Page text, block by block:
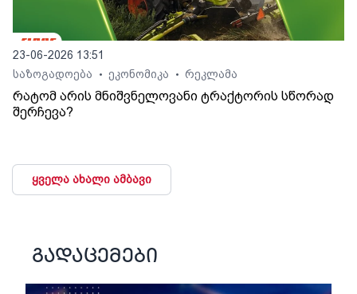
23-06-2026 13:51
საზოგადოება
• ეკონომიკა • რეკლამა
რატომ არის მნიშვნელოვანი ტრაქტორის სწორად
შერჩევა?
ყველა ახალი ამბავი
გადაცემები